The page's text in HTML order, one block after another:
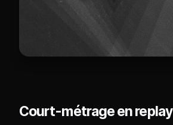
Court-métrage en replay